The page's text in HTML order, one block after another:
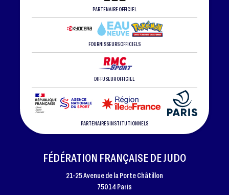
PARTENAIRE OFFICIEL
FOURNISSEURS OFFICIELS
DIFFUSEUR OFFICIEL
PARTENAIRES INSTITUTIONNELS
FÉDÉRATION FRANÇAISE DE JUDO
21-25 Avenue de la Porte Châtillon
75014 Paris